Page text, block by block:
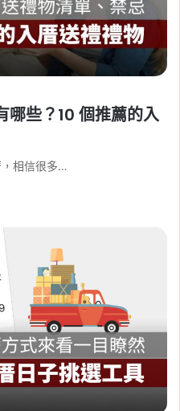
哪些？10 個推薦的入
相信很多…